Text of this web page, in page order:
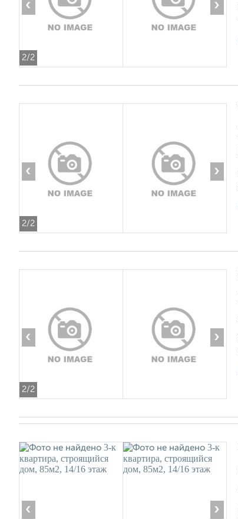
2/2
‹ ›
2/2
‹ ›
2/2
‹ ›
‹ ›